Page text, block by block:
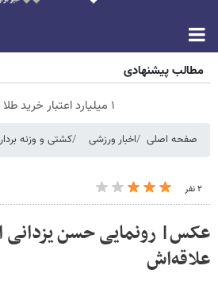
مطالب پیشنهادی
۱ میلیارد اعتبار خرید طلا | بدون ضامن و چک
صفحه اصلی اخبار ورزشی کشتی و وزنه‌
۲ نفر
عکس‌| رونمایی حسن یزدانی
علاقه‌اش